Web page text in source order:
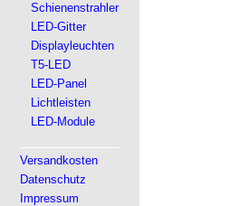
Schienenstrahler
LED-Gitter
Displayleuchten
T5-LED
LED-Panel
Lichtleisten
LED-Module
Versandkosten
Datenschutz
Impressum